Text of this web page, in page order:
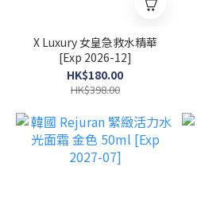
X Luxury 女皇急救水精華
[Exp 2026-12]
HK$180.00
HK$398.00